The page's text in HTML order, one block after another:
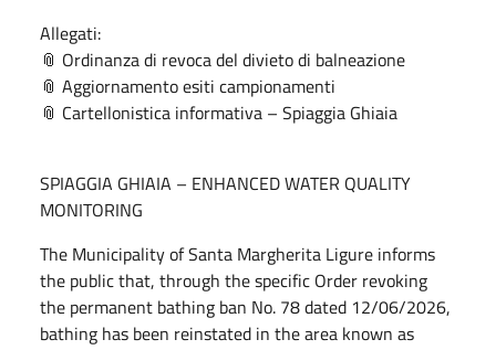
Allegati:
📎 Ordinanza di revoca del divieto di balneazione
📎 Aggiornamento esiti campionamenti
📎 Cartellonistica informativa – Spiaggia Ghiaia
SPIAGGIA GHIAIA – ENHANCED WATER QUALITY
MONITORING
The Municipality of Santa Margherita Ligure informs
the public that, through the specific Order revoking
the permanent bathing ban No. 78 dated 12/06/2026,
bathing has been reinstated in the area known as